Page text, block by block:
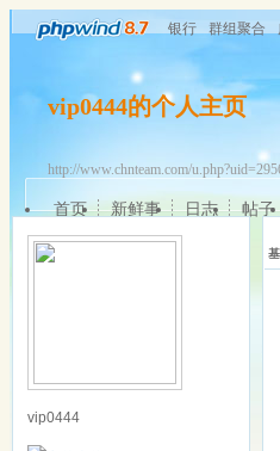
银行 群组聚合
vip0444的个人主页
http://www.chnteam.com/
首页 新鲜事 日志 帖子
vip0444